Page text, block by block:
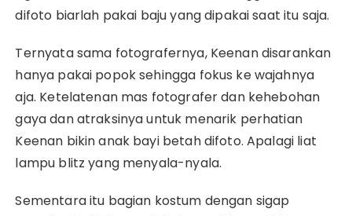
difoto biarlah pakai baju yang dipakai saat itu saja.
Ternyata sama fotografernya, Keenan disarankan
hanya pakai popok sehingga fokus ke wajahnya
aja. Ketelatenan mas fotografer dan kehebohan
gaya dan atraksinya untuk menarik perhatian
Keenan bikin anak bayi betah difoto. Apalagi liat
lampu blitz yang menyala-nyala.
Sementara itu bagian kostum dengan sigap